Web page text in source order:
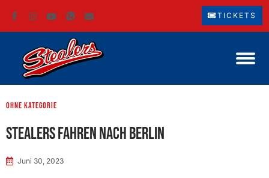
TICKETS
ohne Kategorie
Stealers fahren nach Berlin
Juni 30, 2023